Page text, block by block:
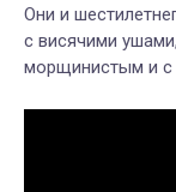
Они и
с висячими
морщинистым и с